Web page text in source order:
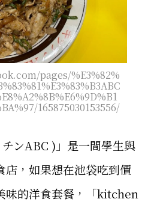
pages/%E3%82%
165875030153556/
ンABC )」是一間學生與
店，如果想在池袋吃到價
味的洋食套餐，「kitchen